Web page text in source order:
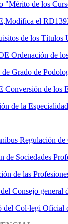
de los
el
de los Títulos
Ordenación de
Grado de
Conversión de los
de la
Regulación de
Sociedades
de las
Consejo general
Col·legi Oficial